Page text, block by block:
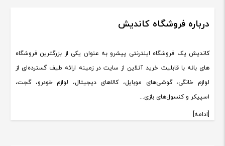
درباره فروشگاه کاندیش
کاندیش یک فروشگاه اینترنتی پیشرو به عنوان یکی از بزرگترین فروشگاه
های بانه با قابلیت خرید آنلاین از سایت در زمینه ارائه طیف گسترده‌ای از
لوازم خانگی، گوشی‌های موبایل، کالاهای دیجیتال، لوازم خودرو، گجت،
اسپیکر و کنسول‌های بازی...
[ادامه]